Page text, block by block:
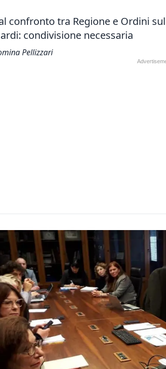
confronto tra Regione e Ordini
condivisione necessaria
Pellizzari